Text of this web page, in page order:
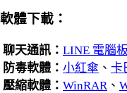
體下載：
聊天通訊： LINE 電腦板
防毒軟體： 小紅傘 、 卡
壓縮軟體： WinRAR、